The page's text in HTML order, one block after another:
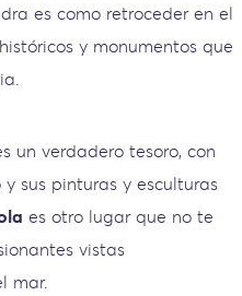
es como retroceder en el
y monumentos que
un verdadero tesoro, con
sus pinturas y esculturas
es otro lugar que no te
vistas
mar.